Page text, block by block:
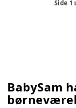
Side 1
BabySam